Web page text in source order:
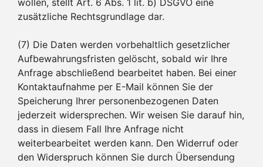
zusätzliche Rechtsgrundlage dar.
(7) Die Daten werden vorbehaltlich gesetzlicher
Aufbewahrungsfristen gelöscht, sobald wir Ihre
Anfrage abschließend bearbeitet haben. Bei einer
Kontaktaufnahme per E-Mail können Sie der
Speicherung Ihrer personenbezogenen Daten
jederzeit widersprechen. Wir weisen Sie darauf hin,
dass in diesem Fall Ihre Anfrage nicht
weiterbearbeitet werden kann. Den Widerruf oder
den Widerspruch können Sie durch Übersendung